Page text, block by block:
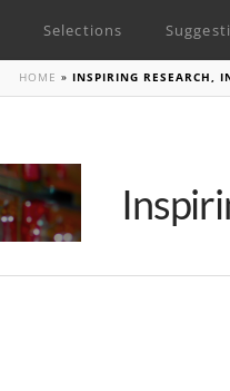
Selections
HOME »INSPIRING RESEARCH,